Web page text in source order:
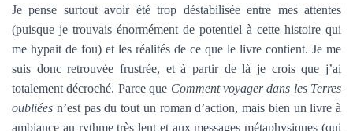
Je pense surtout avoir été trop déstabilisée entre mes attentes
(puisque je trouvais énormément de potentiel à cette histoire qui
me hypait de fou) et les réalités de ce que le livre contient. Je me
suis donc retrouvée frustrée, et à partir de là je crois que j’ai
totalement décroché. Parce que Comment voyager dans les Terres
oubliées n’est pas du tout un roman d’action, mais bien un livre à
ambiance au rythme très lent et aux messages métaphysiques (qui